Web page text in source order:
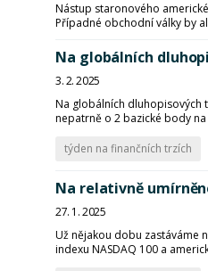
Nástup staronového
Případné obchodní války by
Na globálních
3. 2. 2025
Na globálních dluhopisových
nepatrně o 2 bazické body
týden na finančních trzích
Na relativně
27. 1. 2025
Už nějakou dobu zastáváme
indexu NASDAQ 100 a